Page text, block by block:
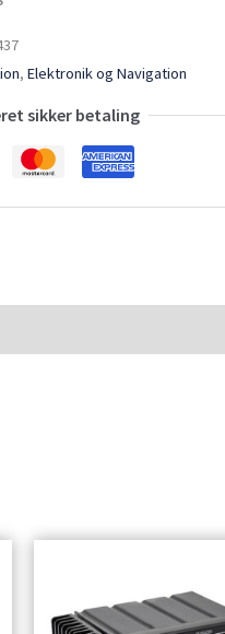
,Elektronik og Navigation
sikker betaling